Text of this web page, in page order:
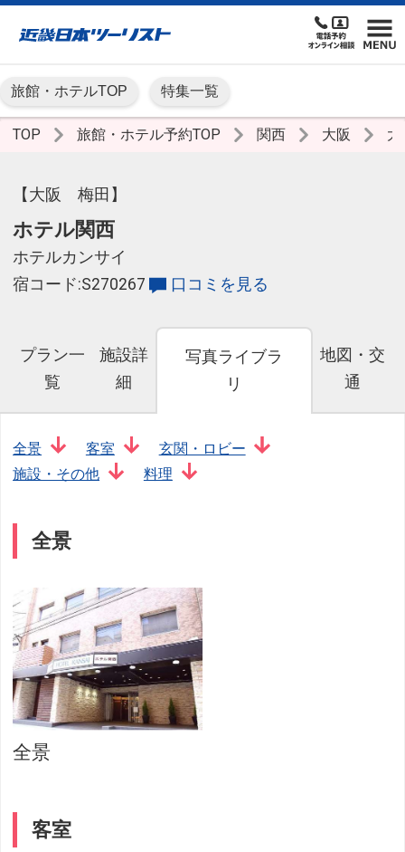
旅館・ホテルTOP 特集一覧
TOP 旅館・ホテル予約TOP 関西 大阪
【大阪 梅田】
ホテル関西
ホテルカンサイ
宿コード:S270267
口コミを見る
プラン一
覧
施設詳
細
写真ライブラ
リ
地図・交
通
全景 客室
玄関・ロビー
施設・その他
料理
全景
全景
客室